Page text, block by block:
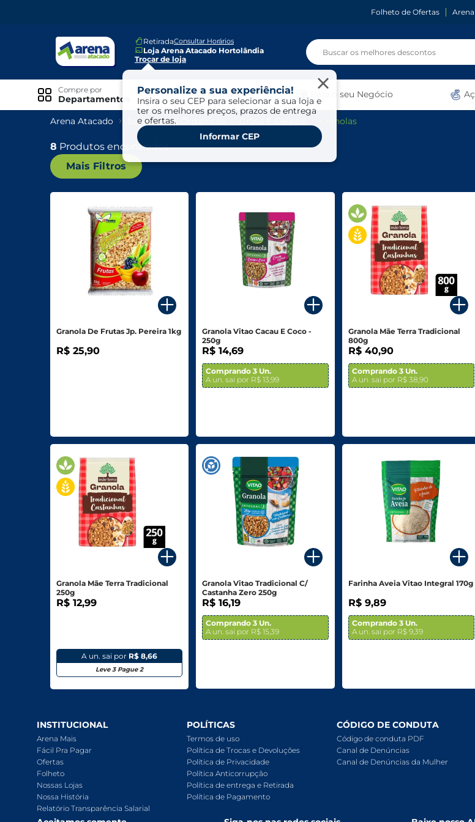
Folheto de Ofertas
RetiradaConsultar Horários
Loja Arena Atacado Hortolândia
Trocar de loja
Personalize a sua experiência!
Insira o seu CEP para selecionar a sua loja e
ter os melhores preços, prazos de entrega
e ofertas.
Informar CEP
Ofertas Para o seu Negócio
Compre por
Departamentos
Especiais
Exclusivo Online
Ofertas
Ofertas Arena Mais
Ofertas Cartão Fácil pra Pagar
Mundo Infantil
Para o seu Negócio
Mercearia
Carnes, Aves E Peixes
Frios E Laticínios
Congelados
Higiene E Beleza
Doces E Sobremesas
Bazar E Utilidades
Arena Atacado Saudáveis E Ôrganicos Granolas
8 Produtos encontrados
Mais Filtros
Granola De Frutas Jp. Pereira 1kg
R$ 25,90
Granola Vitao Cacau E Coco -
250g
R$ 14,69
Comprando 3 Un.
A un. sai por R$ 13,99
Granola Mãe Terra Tradicional
800g
R$ 40,90
Comprando 3 Un.
A un. sai por R$ 38,90
Granola Mãe Terra Tradicional
250g
R$ 12,99
A un. sai por R$ 8,66
Leve 3 Pague 2
Granola Vitao Tradicional C/
Castanha Zero 250g
R$ 16,19
Comprando 3 Un.
A un. sai por R$ 15,39
Farinha Aveia Vitao Integral 170g
R$ 9,89
Comprando 3 Un.
A un. sai por R$ 9,39
INSTITUCIONAL
Arena Mais
Fácil Pra Pagar
Ofertas
Folheto
Nossas Lojas
Nossa História
Relatório Transparência Salarial
POLÍTICAS
Termos de uso
Política de Trocas e Devoluções
Política de Privacidade
Política Anticorrupção
Política de entrega e Retirada
Política de Pagamento
CÓDIGO DE CONDUTA
Código de conduta PDF
Canal de Denúncias
Canal de Denúncias da Mulher